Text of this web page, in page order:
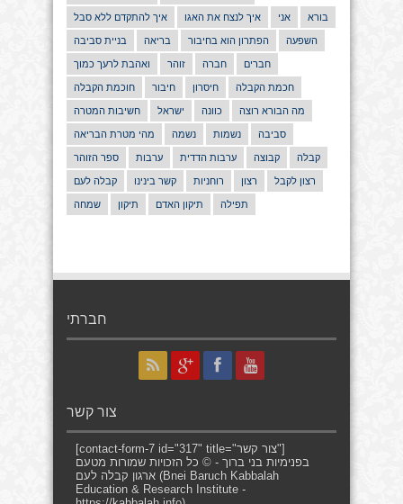
איך להתקדם ללא סבל איך לנצח את האגו אני בורא
בניית סביבה בריאה הפתרון הוא בחיבור השפעה
ואהבת לרעך כמוך זוהר חברה חברים
חוכמת הקבלה חיבור חיסרון חכמת הקבלה
חשיבות המטרה ישראל כוונה מה הבורא רוצה
מהי מטרת הבריאה נשמה נשמות סביבה
ספר הזוהר ערבות ערבות הדדית קבוצה קבלה
קבלה לעם קשר בינינו רוחניות רצון רצון לקבל
שמחה תיקון תיקון האדם תפילה
חברתי
צור קשר
[contact-form-7 id="317" title="צור קשר"]
בפנימיות בני ברוך - © כל הזכויות שמורות מטעם
ארגון קבלה לעם (Bnei Baruch Kabbalah
Education & Research Institute -